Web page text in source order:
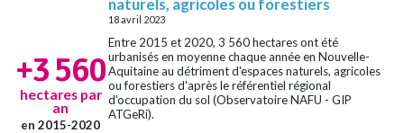
+3 560
hectares par
an
en 2015-2020
18 avril 2023
Entre 2015 et 2020, 3 560 hectares ont été
urbanisés en moyenne chaque année en Nouvelle-
Aquitaine au détriment d'espaces naturels, agricoles
ou forestiers d'après le référentiel régional
d'occupation du sol (Observatoire NAFU - GIP
ATGeRi).